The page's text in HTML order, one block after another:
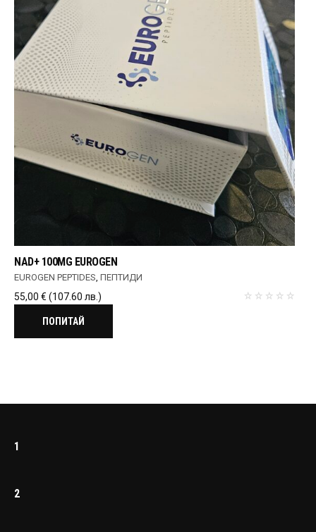
NAD+ 100MG EUROGEN
EUROGEN PEPTIDES,ПЕПТИДИ
55,00 € (107.60 лв.)
ПОПИТАЙ
1
2